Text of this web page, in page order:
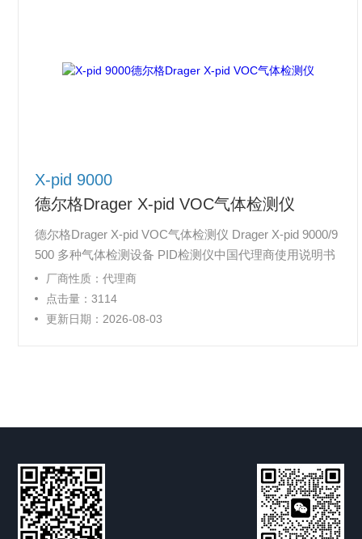
X-pid 9000
德尔格Drager X-pid VOC气体检测仪
德尔格Drager X-pid VOC气体检测仪 Drager X-pid 9000/9
500 多种气体检测设备 PID检测仪中国代理商使用说明书
授权使用操作手册，德国进口 选择性 PID 气体检测设备
非常适合经常需要检测有毒有害物质的用户。 苯、丁二烯
和其他挥发性有机化合物（VOC）即使在最小浓度下也具
厂商性质：代理商
点击量：3114
更新日期：2026-08-03